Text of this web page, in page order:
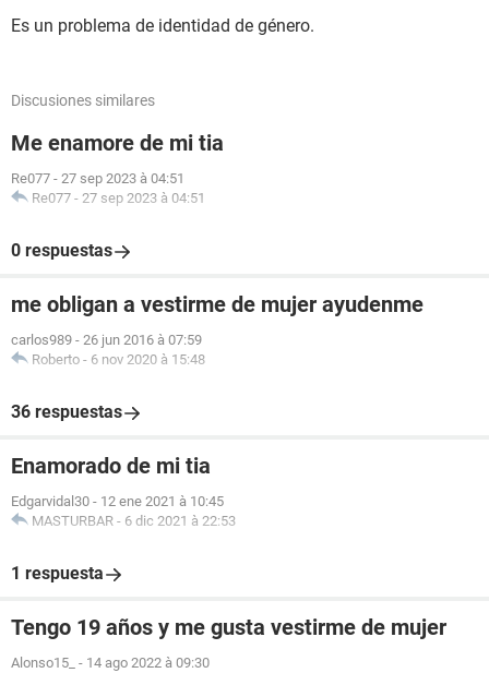
Es un problema de identidad de género.
Discusiones similares
Me enamore de mi tia
Re077 - 27 sep 2023 à 04:51
Re077 - 27 sep 2023 à 04:51
0 respuestas
me obligan a vestirme de mujer ayudenme
carlos989 - 26 jun 2016 à 07:59
Roberto - 6 nov 2020 à 15:48
36 respuestas
Enamorado de mi tia
Edgarvidal30 - 12 ene 2021 à 10:45
MASTURBAR - 6 dic 2021 à 22:53
1 respuesta
Tengo 19 años y me gusta vestirme de mujer
Alonso15_ - 14 ago 2022 à 09:30